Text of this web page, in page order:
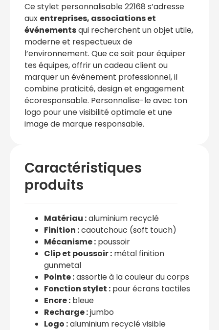
Ce stylet personnalisable 22168 s’adresse
aux entreprises, associations et
événementsqui recherchent un objet utile,
moderne et respectueux de
l’environnement. Que ce soit pour équiper
tes équipes, offrir un cadeau client ou
marquer un événement professionnel, il
combine praticité, design et engagement
écoresponsable. Personnalise-le avec ton
logo pour une visibilité optimale et une
image de marque responsable.
Caractéristiques
produits
Matériau :aluminium recyclé
Finition :caoutchouc (soft touch)
Mécanisme : poussoir
Clip et poussoir : métal finition
gunmetal
Pointe :assortie à la couleur du corps
Fonction stylet : pour écrans tactiles
Encre : bleue
Recharge :jumbo
Logo :aluminium recyclé visible